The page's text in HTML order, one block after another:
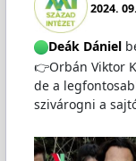
2024.
Deák Dániel
👉Orbán Viktor
de a
szivárogni a